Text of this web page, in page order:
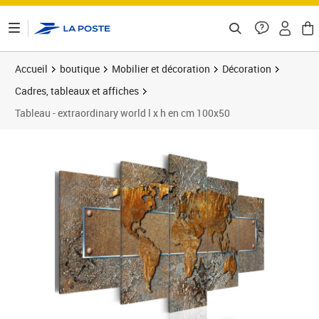
Accueil boutique Mobilier et décoration
Décoration
Cadres, tableaux et affiches
Tableau - extraordinary world l x h en cm 100x50